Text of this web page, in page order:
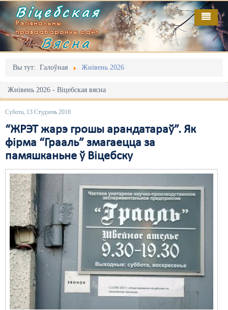
Віцебская
Рэгіянальны
праваабарончы сайт
Вясна
Вы тут: Галоўная Жнівень 2026
Жнівень 2026 - Віцебская вясна
Субота, 13 Студзень 2018
“ЖРЭТ жарэ грошы арандатараў”. Як
фірма “Грааль” змагаецца за
памяшканьне ў Віцебску
Галоўная
Адміністрацыйны перасьлед
Акцыі
Выбары
Грамадзянскія ініцыятывы
Дзяржава
Дыскрымінацыя
Затрыманьні
Карная псыхіятрыя
КПЧ ААН
Культурныя правы
ЛПП
Выданьні
Відэа
Пра нас
RSS